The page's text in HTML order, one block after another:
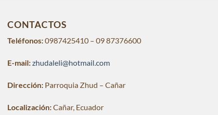
CONTACTOS
Teléfonos:0987425410 – 09 87376600
E-mail:zhudaleli@hotmail.com
Dirección: Parroquia Zhud – Cañar
Localización:Cañar, Ecuador